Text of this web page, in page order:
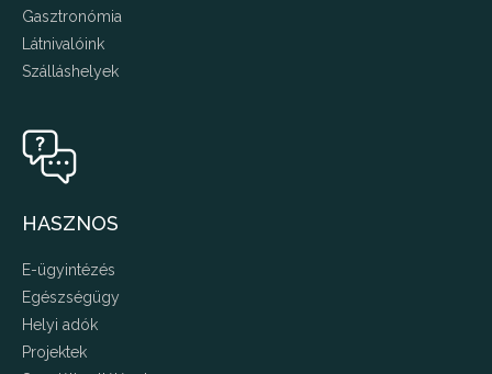
Gasztronómia
Látnivalóink
Szálláshelyek
HASZNOS
E-ügyintézés
Egészségügy
Helyi adók
Projektek